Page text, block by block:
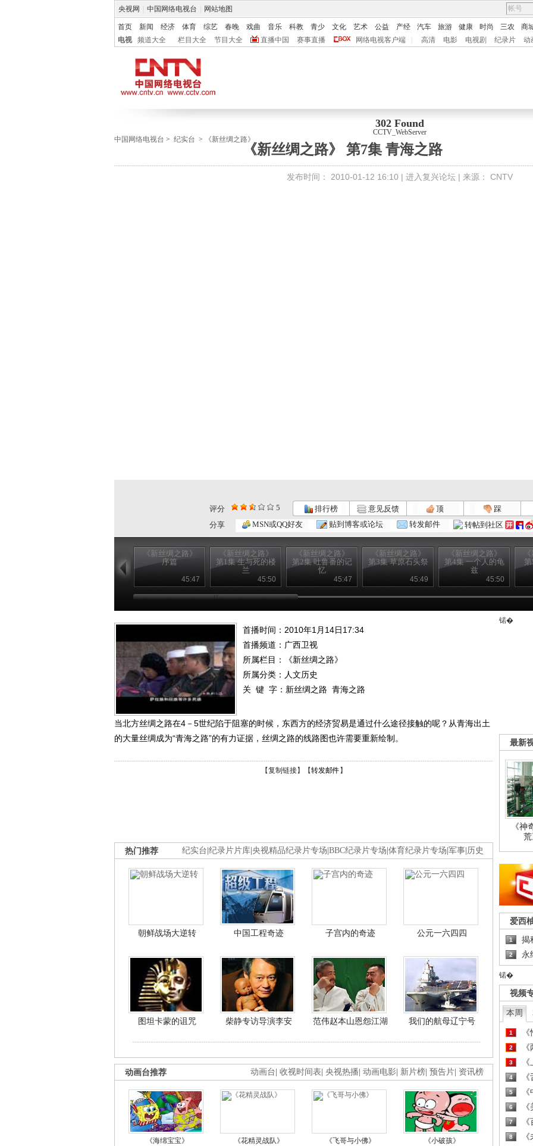
央视网 中国网络电视台 网站地图
首页 新闻 经济 体育 综艺 春晚 戏曲 音乐 科教 青少 文化 艺术 公益 产经 汽车 旅游 健康 时尚 三农
商
电视
频道大全 栏目大全 节目大全 直播中国 赛事直播 网络电视客户端 高清 电影 电视剧 纪录片 动
302 Found
CCTV_WebServer
中国网络电视台 > 纪实台 > 《新丝绸之路》
《新丝绸之路》 第7集 青海之路
发布时间： 2010-01-12 16:10 | 进入复兴论坛 | 来源： CNTV
评分 5 排行榜 意见反馈 顶
踩
分享
MSN或QQ好友 贴到博客或论坛 转发邮件 转帖到社区
《新丝绸之路》
序篇
45:47
《新丝绸之路》
第1集 生与死的楼
兰
45:50
《新丝绸之路》
第2集 吐鲁番的记
忆
45:47
《新丝绸之路》
第3集 草原石头祭
45:49
《新丝绸之路》
第4集 一个人的龟
兹
45:50
首播时间：2010年1月14日17:34
首播频道： 广西卫视
所属栏目：
《新丝绸之路》
所属分类：人文历史
关 键 字： 新丝绸之路 青海之路
当北方丝绸之路在4－5世纪陷于阻塞的时候，东西方的经济贸易是通过什么途径接触的呢？从青海出土
的大量丝绸成为“青海之路”的有力证据，丝绸之路的线路图也许需要重新绘制。
【复制链接】【转发邮件 】
纪实台 纪录片片库 央视精品纪录片专场 BBC纪录片专场 体育纪录片专场 军事 历史
热门推荐
朝鲜战场大逆转 中国工程奇迹 子宫内的奇迹 公元一六四四
图坦卡蒙的诅咒 柴静专访导演李安 范伟赵本山恩怨江湖 我们的航母辽宁号
动画台 收视时间表 央视热播 动画电影 新片榜 预告片 资讯榜
动画台推荐
《海绵宝宝》 《花精灵战队》 《飞哥与小佛》 《小破孩》
锘�
最新
《神
爱西
1 揭
2 永
锘�
视频
本周
1
2
3
4
5
6
7
8